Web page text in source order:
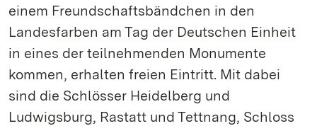
einem Freundschaftsbändchen in den
Landesfarben am Tag der Deutschen Einheit
in eines der teilnehmenden Monumente
kommen, erhalten freien Eintritt. Mit dabei
sind die Schlösser Heidelberg und
Ludwigsburg, Rastatt und Tettnang, Schloss